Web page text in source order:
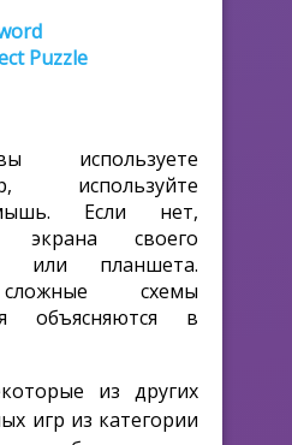
Puzzle
используете
используйте
Если нет,
экрана своего
или планшета.
схемы
объясняются в
из других
игр из категории